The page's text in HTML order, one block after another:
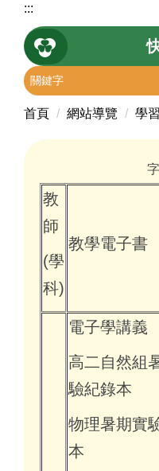
:::
首頁 網站導覽 學
教
師
(學
科)
教學電子書
電子學講義
高二自然組
驗紀錄本
物理暑期實
本